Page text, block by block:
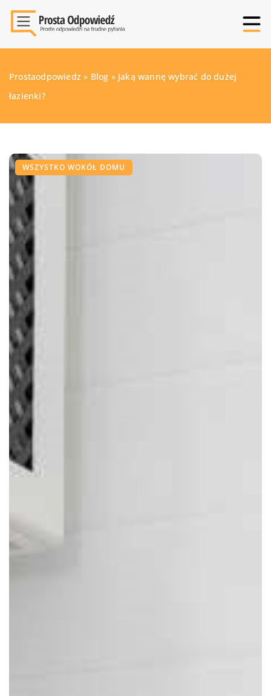
Prostaodpowiedz » Blog » Jaką wannę wybrać do dużej
łazienki?
WSZYSTKO WOKÓŁ DOMU